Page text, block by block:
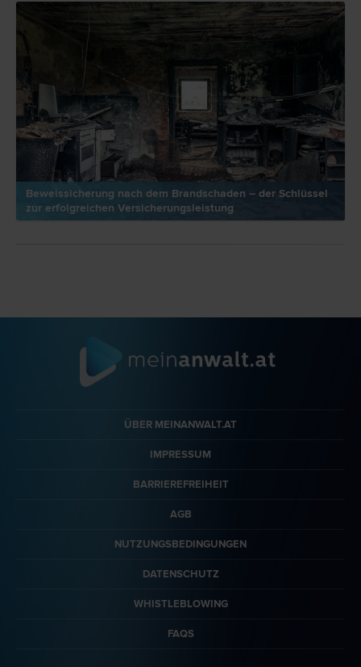
Beweissicherung nach dem Brandschaden – der Schlüssel
zur erfolgreichen Versicherungsleistung
ÜBER MEINANWALT.AT
IMPRESSUM
BARRIEREFREIHEIT
AGB
NUTZUNGSBEDINGUNGEN
DATENSCHUTZ
WHISTLEBLOWING
FAQS